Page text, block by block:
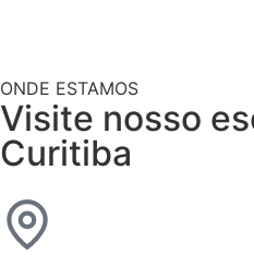
ONDE ESTAMOS
Visite nosso
Curitiba